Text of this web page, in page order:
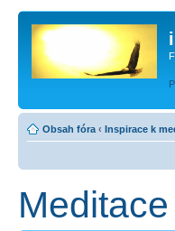
Obsah fóra ‹ Inspirace k
Meditace